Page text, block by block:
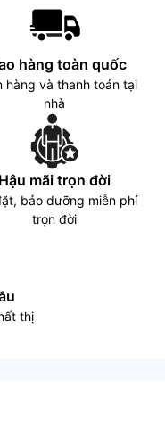
hàng toàn quốc
hàng và thanh toán tại
nhà
Hậu mãi trọn đời
bảo dưỡng miễn phí
trọn đời
thị